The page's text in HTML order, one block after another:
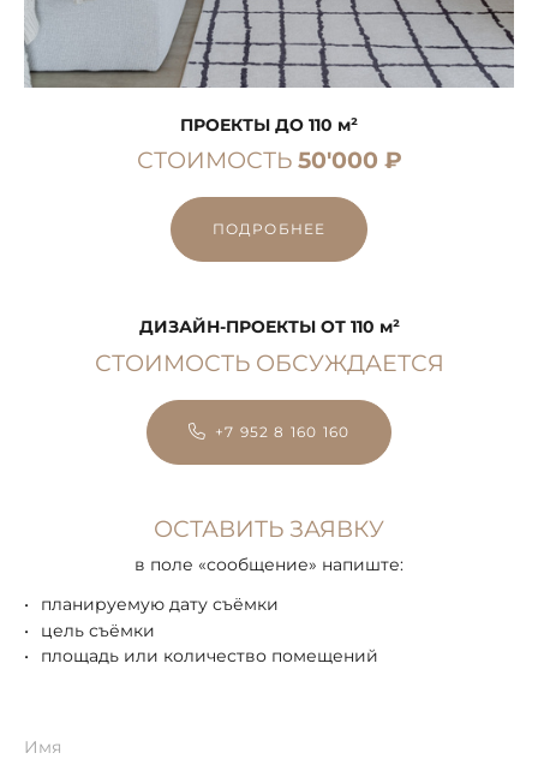
ПРОЕКТЫ ДО 110 м²
СТОИМОСТЬ 50'000 ₽
ПОДРОБНЕЕ
ДИЗАЙН-ПРОЕКТЫ ОТ110 м²
СТОИМОСТЬ ОБСУЖДАЕТСЯ
+7 952 8 160 160
ОСТАВИТЬ ЗАЯВКУ
в поле «сообщение» напиште:
планируемую дату съёмки
цель съёмки
площадь или количество помещений